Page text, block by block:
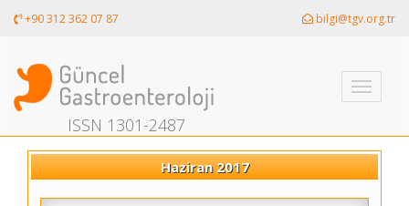
+90 312 362 07 87 bilgi@tgv.org.tr
Toggle
ISSN 1301-2487
Haziran 2017